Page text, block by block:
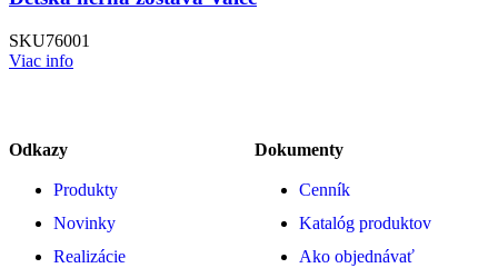
SKU76001
Viac info
Odkazy
Produkty
Novinky
Realizácie
Dokumenty
Cenník
Katalóg produktov
Ako objednávať